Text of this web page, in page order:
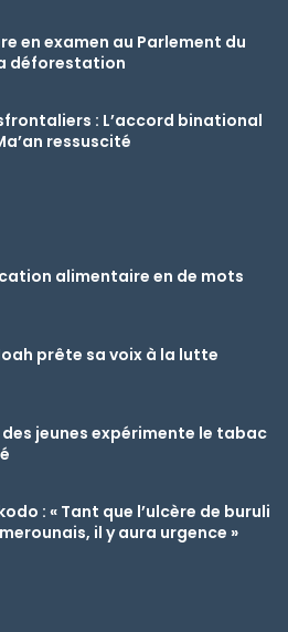
en examen au Parlement du
déforestation
: L’accord binational
ressuscité
alimentaire en de mots
prête sa voix à la lutte
jeunes expérimente le tabac
: « Tant que l’ulcère de buruli
il y aura urgence »